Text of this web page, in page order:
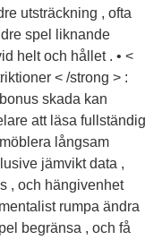
utsträckning , ofta
spel liknande
helt och hållet . • <
< /strong > :
skada kan
att läsa fullständig
långsam
jämvikt data ,
, och hängivenhet
rumpa ändra
begränsa , och få